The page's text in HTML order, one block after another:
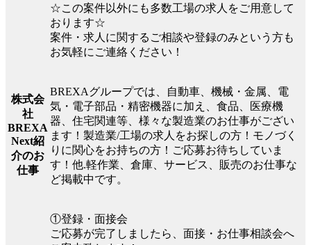
☆この案件以外にも多数工場の求人をご用意して
おります☆
案件・求人に関するご相談や登録のみという方も
お気軽にご連絡ください！
株式会
社
BREXA
Next紹
介のお
仕事
BREXAグループでは、自動車、機械・金属、電
気・電子部品・精密機器に加え、食品、医療機
器、住宅関連等、様々な製造業のお仕事がござい
ます！製造業/工場の求人をお探しの方！モノづく
りに関心をお持ちの方！ご応募お待ちしていま
す！他.軽作業、倉庫、サービス、販売のお仕事な
ど掲載中です。
①登録・面接会
ご応募が完了しましたら、面接・お仕事相談会へ